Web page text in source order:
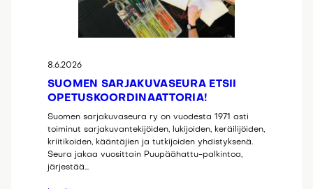
8.6.2026
SUOMEN SARJAKUVASEURA ETSII
OPETUSKOORDINAATTORIA!
Suomen sarjakuvaseura ry on vuodesta 1971 asti
toiminut sarjakuvantekijöiden, lukijoiden, keräilijöiden,
kriitikoiden, kääntäjien ja tutkijoiden yhdistyksenä.
Seura jakaa vuosittain Puupäähattu-palkintoa,
järjestää…